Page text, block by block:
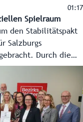
01:17
Spielraum
den Stabilitätspakt
Salzburgs
Durch die
kann das Land
ausbezahlen.
Edtstadler und
Svazek